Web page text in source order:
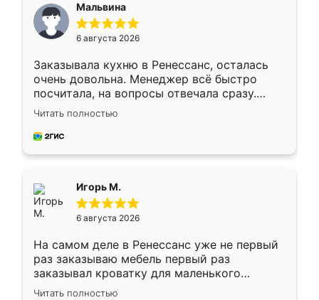
Мальвина
6 августа 2026
Заказывала кухню в Ренессанс, осталась
очень довольна. Менеджер всё быстро
посчитала, на вопросы отвечала сразу.
Замерщик приехал в субботу, подошёл к
делу со всей ответственностью. Собрали
за день, ребята работали аккуратно, даже
Читать полностью
Игорь М.
6 августа 2026
На самом деле в Ренессанс уже не первый
раз заказываю мебель первый раз
заказывал кроватку для маленького
ребёнка при его рождении ,во второй раз
Читать полностью